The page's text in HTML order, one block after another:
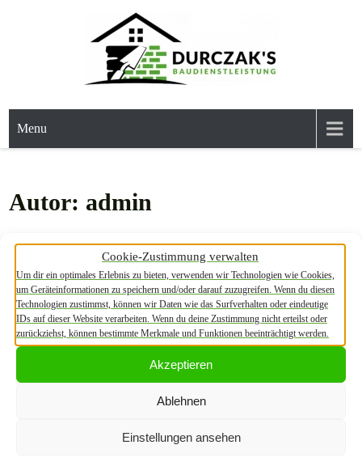
Cookie-Zustimmung verwalten
Um dir ein optimales Erlebnis zu bieten, verwenden wir Technologien wie Cookies,
um Geräteinformationen zu speichern und/oder darauf zuzugreifen. Wenn du diesen
Technologien zustimmst, können wir Daten wie das Surfverhalten oder eindeutige
IDs auf dieser Website verarbeiten. Wenn du deine Zustimmung nicht erteilst oder
zurückziehst, können bestimmte Merkmale und Funktionen beeinträchtigt werden.
Akzeptieren
Ablehnen
Einstellungen ansehen
BAUDIENSTLEITSTUNG
Menu
Autor: admin
Hello world!
1 Kommentar | Uncategorized
Welcome to WordPress. This is your first post. Edit or delete it, then
start writing!